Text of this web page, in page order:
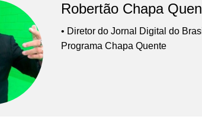
Robertão Chapa
• Diretor do Jornal Digital do
Programa Chapa Quente